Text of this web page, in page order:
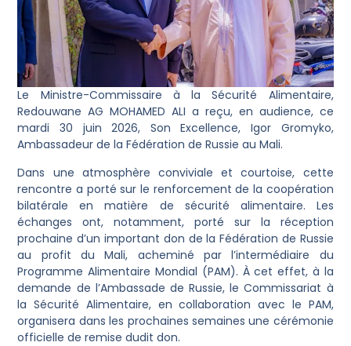
Le Ministre-Commissaire à la Sécurité Alimentaire,
Redouwane AG MOHAMED ALI a reçu, en audience, ce
mardi 30 juin 2026, Son Excellence, Igor Gromyko,
Ambassadeur de la Fédération de Russie au Mali.
Dans une atmosphère conviviale et courtoise, cette
rencontre a porté sur le renforcement de la coopération
bilatérale en matière de sécurité alimentaire. Les
échanges ont, notamment, porté sur la réception
prochaine d’un important don de la Fédération de Russie
au profit du Mali, acheminé par l’intermédiaire du
Programme Alimentaire Mondial (PAM). À cet effet, à la
demande de l’Ambassade de Russie, le Commissariat à
la Sécurité Alimentaire, en collaboration avec le PAM,
organisera dans les prochaines semaines une cérémonie
officielle de remise dudit don.